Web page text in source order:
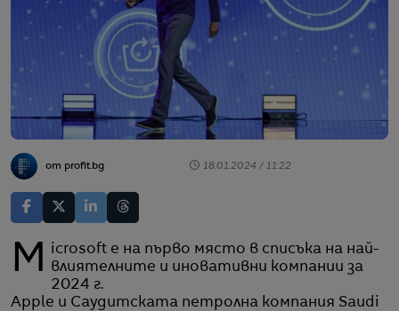
от profit.bg 18.01.2024 / 11:22
Microsoft е на първо място в списъка на най-
влиятелните и иновативни компании за
2024 г.
Apple и Саудитската петролна компания Saudi